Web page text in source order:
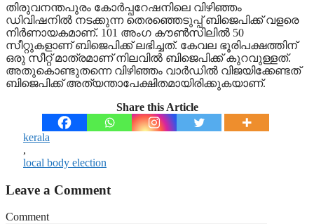
തിരുവനന്തപുരം കോര്‍പ്പറേഷനിലെ വിഴിഞ്ഞം
ഡിവിഷനില്‍ നടക്കുന്ന തെരഞ്ഞെടുപ്പ് ബിജെപിക്ക് വളരെ
നിര്‍ണായകമാണ്. 101 അംഗ കൗണ്‍സിലില്‍ 50
സീറ്റുകളാണ് ബിജെപിക്ക് ലഭിച്ചത്. കേവല ഭൂരിപക്ഷത്തിന്
ഒരു സീറ്റ് മാത്രമാണ് നിലവില്‍ ബിജെപിക്ക് കുറവുള്ളത്.
അതുകൊണ്ടുതന്നെ വിഴിഞ്ഞം വാര്‍ഡില്‍ വിജയിക്കേണ്ടത്
ബിജെപിക്ക് അത്യന്താപേക്ഷിതമായിരിക്കുകയാണ്.
Share this Article
kerala
,
local body election
Leave a Comment
Comment